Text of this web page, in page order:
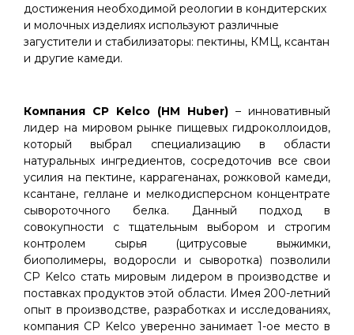
достижения необходимой реологии в кондитерских
и молочных изделиях используют различные
загустители и стабилизаторы: пектины, КМЦ, ксантан
и другие камеди.
Компания СP Kelco (HM Huber) – инновативный
лидер на мировом рынке пищевых гидроколлоидов,
который выбрал специализацию в области
натуральных ингредиентов, сосредоточив все свои
усилия на пектине, каррагенанах, рожковой камеди,
ксантане, геллане и мелкодисперсном концентрате
сывороточного белка. Данный подход в
совокупности с тщательным выбором и строгим
контролем сырья (цитрусовые выжимки,
биополимеры, водоросли и сыворотка) позволили
CP Kelco стать мировым лидером в производстве и
поставках продуктов этой области. Имея 200-летний
опыт в производстве, разработках и исследованиях,
компания CP Kelco уверенно занимает 1-ое место в